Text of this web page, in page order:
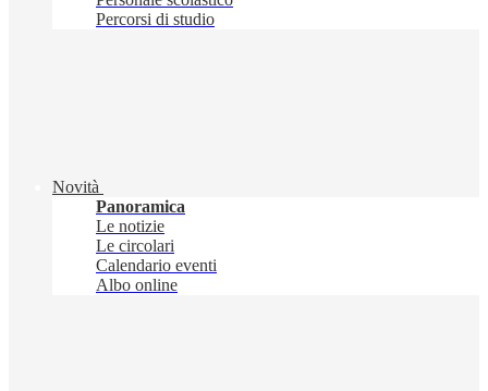
Percorsi di studio
Novità
Panoramica
Le notizie
Le circolari
Calendario eventi
Albo online